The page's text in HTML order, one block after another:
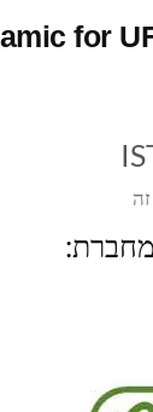
for
מחברת: